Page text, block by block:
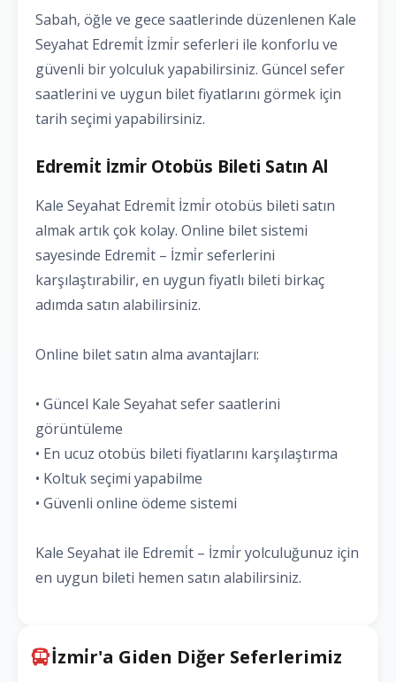
Sabah, öğle ve gece saatlerinde düzenlenen Kale
Seyahat Edremi̇t İzmi̇r seferleri ile konforlu ve
güvenli bir yolculuk yapabilirsiniz. Güncel sefer
saatlerini ve uygun bilet fiyatlarını görmek için
tarih seçimi yapabilirsiniz.
Edremi̇t İzmi̇r Otobüs Bileti Satın Al
Kale Seyahat Edremi̇t İzmi̇r otobüs bileti satın
almak artık çok kolay. Online bilet sistemi
sayesinde Edremi̇t – İzmi̇r seferlerini
karşılaştırabilir, en uygun fiyatlı bileti birkaç
adımda satın alabilirsiniz.
Online bilet satın alma avantajları:
• Güncel Kale Seyahat sefer saatlerini
görüntüleme
• En ucuz otobüs bileti fiyatlarını karşılaştırma
• Koltuk seçimi yapabilme
• Güvenli online ödeme sistemi
Kale Seyahat ile Edremi̇t – İzmi̇r yolculuğunuz için
en uygun bileti hemen satın alabilirsiniz.
İzmi̇r'a Giden Diğer Seferlerimiz